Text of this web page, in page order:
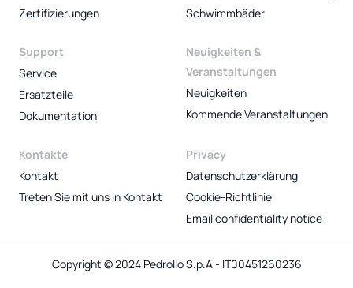
Zertifizierungen
Schwimmbäder
Support
Service
Ersatzteile
Dokumentation
Neuigkeiten &
Veranstaltungen
Neuigkeiten
Kommende Veranstaltungen
Kontakte
Kontakt
Treten Sie mit uns in Kontakt
Privacy
Datenschutzerklärung
Cookie-Richtlinie
Email confidentiality notice
Copyright © 2024 Pedrollo S.p.A - IT00451260236